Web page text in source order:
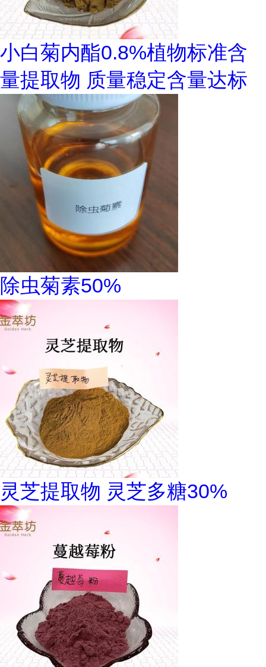
小白菊内酯0.8%植物标准含
量提取物 质量稳定含量达标
除虫菊素50%
灵芝提取物 灵芝多糖30%